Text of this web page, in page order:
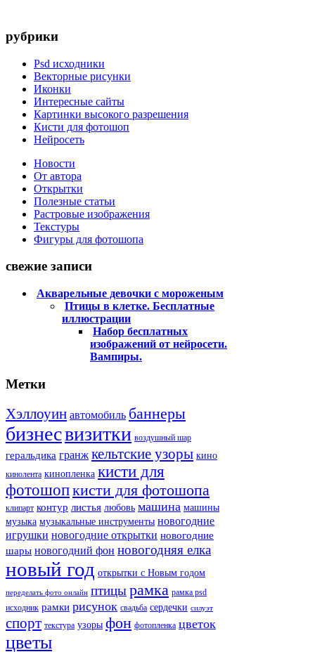
рубрики
Psd исходники
Векторные рисунки
Иконки
Интересные сайты
Картинки высокого разрешения
Кисти для фотошоп
Нейросеть
Новости
От автора
Открытки
Полезные статьи
Растровые изображения
Текстуры
Фигуры для фотошопа
свежие записи
Акварельные девочки с мороженым
Птицы в клетке. Бесплатные
иллюстрации
Набор бесплатных
изображений от нейросети.
Вампиры.
Метки
Хэллоуин автомобиль баннеры
бизнесвизитки воздушный шар
геральдика гранж кельтские узоры кино
кинолента кинопленка кисти для
фотошопкисти для фотошопа
клипарт контур листья любовь машина машины
музыка музыкальные инструменты новогодние
игрушки новогодние открытки новогодние
шары новогодний фон новогодняя елка
новый год открытки с Новым годом
переделать фото онлайн птицырамка рамка psd
исходник рамки рисунок свадьба сердечки силуэт
спорт текстура узоры фон фотопленка цветок
цветы